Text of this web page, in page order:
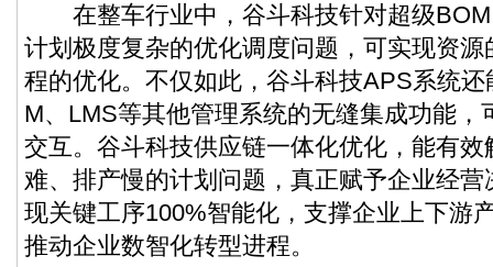
在整车行业中，谷斗科技针对超级BOM
计划极度复杂的优化调度问题，可实现资
程的优化。不仅如此，谷斗科技APS系统
M、LMS等其他管理系统的无缝集成功能，
交互。谷斗科技供应链一体化优化，能有
难、排产慢的计划问题，真正赋予企业经
现关键工序100%智能化，支撑企业上下游
推动企业数智化转型进程。